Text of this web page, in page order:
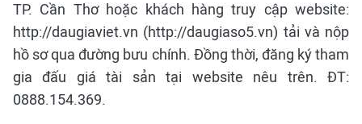
TP. Cần Thơ hoặc khách hàng truy cập website:
http://daugiaviet.vn (http://daugiaso5.vn) tải và nộp
hồ sơ qua đường bưu chính. Đồng thời, đăng ký tham
gia đấu giá tài sản tại website nêu trên. ĐT:
0888.154.369.